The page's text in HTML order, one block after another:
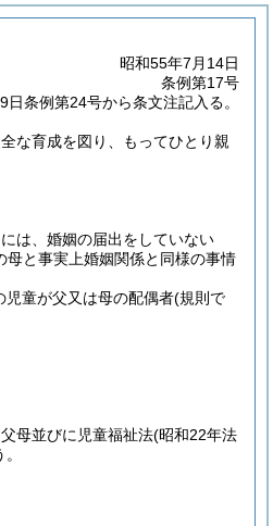
昭和55年7月14日
条例第17号
条例第24号から条文注記入る。
な育成を図り、もってひとり親
は、婚姻の届出をしていない
と事実上婚姻関係と同様の事情
児童が父又は母の配偶者(規則で
母並びに児童福祉法(昭和22年法